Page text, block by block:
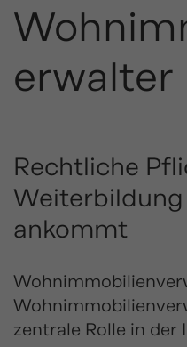
erwalter
Rechtliche
Weiterbildung
ankommt
zentrale Rolle in